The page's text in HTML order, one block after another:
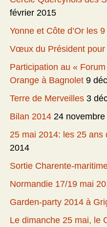
février 2015
Yonne et Côte d’Or les 9
Vœux du Président pour
Participation au «
Orange à Bagnolet 9
Terre de Merveilles 3
Bilan 2014 24
25 mai 2014: les 25 ans
2014
Sortie Charente-
Normandie 17/19 mai
Garden-party 2014 à
Le dimanche 25 mai, le